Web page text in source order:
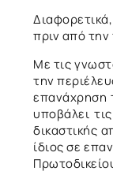
πριν από
Με τις
την
επανάχρηση
υποβάλει
δικαστικής
ίδιος σε